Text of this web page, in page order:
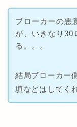
ブローカーの悪
が、いきなり30
る。。。
結局ブローカー
填などはしてく